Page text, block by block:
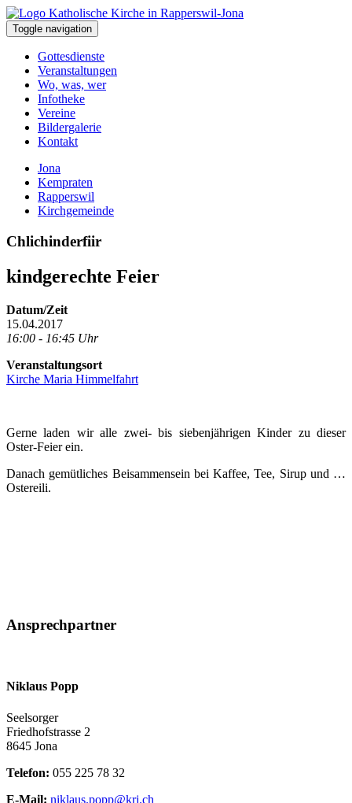
Toggle navigation
Gottesdienste
Veranstaltungen
Wo, was, wer
Infotheke
Vereine
Bildergalerie
Kontakt
Jona
Kempraten
Rapperswil
Kirchgemeinde
Chlichinderfiir
kindgerechte Feier
Datum/Zeit
15.04.2017
16:00 - 16:45 Uhr
Veranstaltungsort
Kirche Maria Himmelfahrt
Gerne laden wir alle zwei- bis siebenjährigen Kinder zu dieser
Oster-Feier ein.
Danach gemütliches Beisammensein bei Kaffee, Tee, Sirup und …
Ostereili.
Ansprechpartner
Niklaus Popp
Seelsorger
Friedhofstrasse 2
8645 Jona
Telefon: 055 225 78 32
E-Mail: niklaus.popp@krj.ch